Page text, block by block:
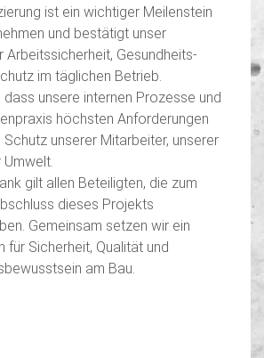
ist ein wichtiger Meilenstein
und bestätigt unser
Arbeitssicherheit, Gesundheits-
im täglichen Betrieb.
dass unsere internen Prozesse und
höchsten Anforderungen
unserer Mitarbeiter, unserer
Umwelt.
gilt allen Beteiligten, die zum
dieses Projekts
Gemeinsam setzen wir ein
für Sicherheit, Qualität und
am Bau.